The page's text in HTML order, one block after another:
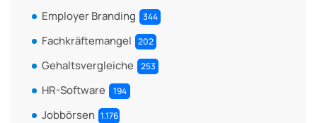
Employer Branding 344
Fachkräftemangel 202
Gehaltsvergleiche 253
HR-Software 194
Jobbörsen 1.176